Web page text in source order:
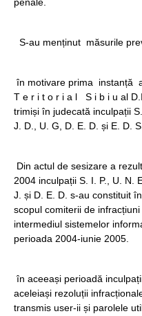
S-au menținut măsurile
în motivare prima
T e r i t o r i a l S i b i u al
trimiși în judecată inculpații
J. D., U. G, D. E. D. și E. D. S..
Din actul de sesizare a
2004 inculpații S. I. P., U. N.
J. și D. E. D. s-au constituit
scopul comiterii de
intermediul sistemelor
perioada 2004-iunie 2005.
în aceeași perioadă
aceleiași rezoluții
transmis user-ii și parolele